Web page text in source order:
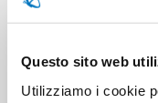
Questo sito web
Utilizziamo i cookie